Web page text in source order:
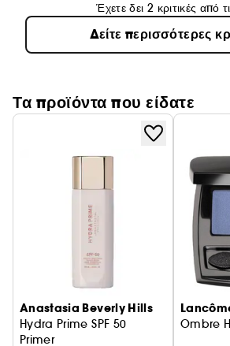
DIPBROW® Pomade, για να
όταν χρειάζεται.
Έχετε δει 2 κριτικές από
Δείτε περισσότερες
Τα προϊόντα που είδατε
Anastasia Beverly Hills
Hydra Prime SPF 50
Primer
Ombre